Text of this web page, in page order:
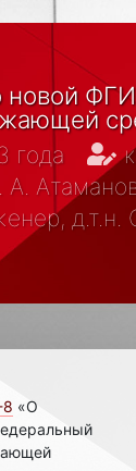
новой
года
А.
д.т.н.
«О